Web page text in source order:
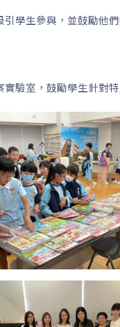
學生參與，並鼓勵他
驗室，鼓勵學生針對